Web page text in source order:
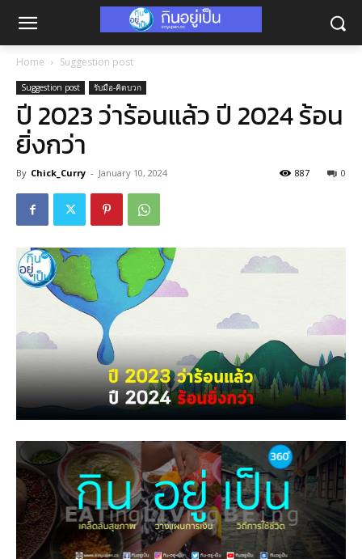
Home Suggestion post
Suggestion post รับมือ-คิดบวก
ปี 2023 ว่าร้อนแล้ว ปี 2024 ร้อน
ยิ่งกว่า
By Chick_Curry - January 10, 2024 0
887